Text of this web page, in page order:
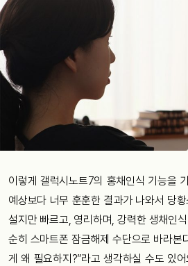
이렇게 갤럭시노트7의 홍채인식 기능을
예상보다 너무 훈훈한 결과가 나와서 당
설지만 빠르고, 영리하며, 강력한 생채인
순히 스마트폰 잠금해제 수단으로 바라본
게 왜 필요하지?”라고 생각하실 수도 있